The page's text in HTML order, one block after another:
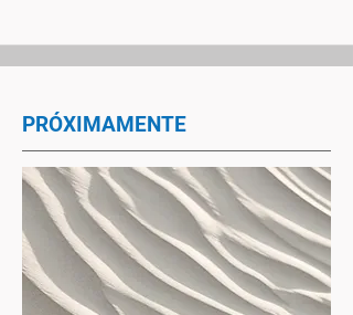
PRÓXIMAMENTE